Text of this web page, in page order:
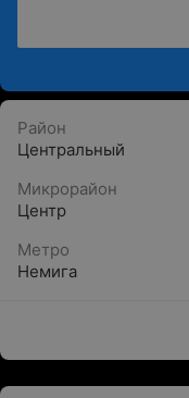
Район
Центральный
Микрорайон
Центр
Метро
Немига